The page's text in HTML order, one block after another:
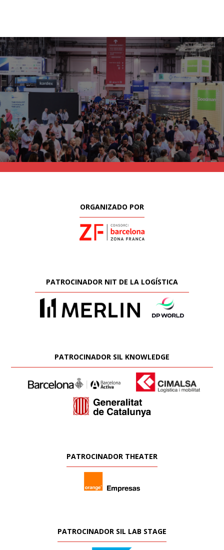
ORGANIZADO POR
PATROCINADOR NIT DE LA LOGÍSTICA
PATROCINADOR SIL KNOWLEDGE
PATROCINADOR THEATER
PATROCINADOR SIL LAB STAGE